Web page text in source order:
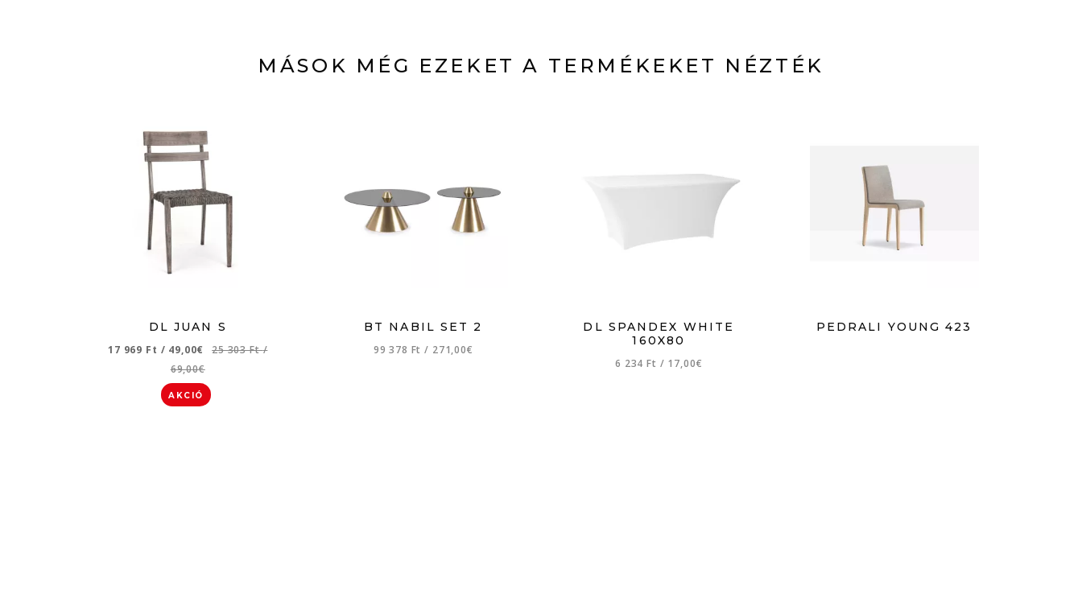
MÁSOK MÉG EZEKET A TERMÉKEKET NÉZTÉK
DL JUAN S
17 969 Ft / 49,00€ 25 303 Ft/
69,00€
AKCIÓ
BT NABIL SET 2
99 378 Ft/ 271,00€
DL SPANDEX WHITE
160X80
6 234 Ft / 17,00€
PEDRALI YOUNG 423